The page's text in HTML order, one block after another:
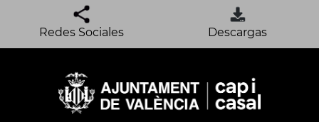
Redes Sociales Descargas